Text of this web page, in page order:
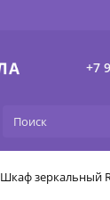
+7
Шкаф зеркальный